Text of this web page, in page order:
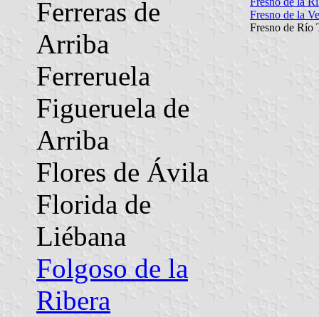
Ferreras de
Arriba
Ferreruela
Figueruela de
Arriba
Flores de Ávila
Florida de
Liébana
Folgoso de la
Ribera
Fresno de la
Fresno de Río